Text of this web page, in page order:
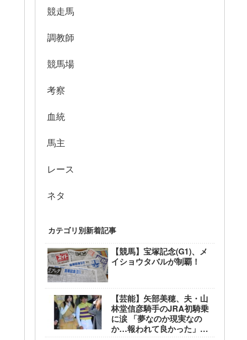
競走馬
調教師
競馬場
考察
血統
馬主
レース
ネタ
カテゴリ別新着記事
【競馬】宝塚記念(G1)、メ
イショウタバルが制覇！
【芸能】矢部美穂、夫・山
林堂信彦騎手のJRA初騎乗
に涙 「夢なのか現実なの
か…報われて良かった」